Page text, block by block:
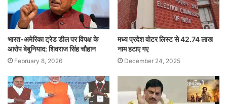
भारत-अमेरिका ट्रेड डील पर विपक्ष के
आरोप बेबुनियाद: शिवराज सिंह चौहान
February 8, 2026
मध्य प्रदेश वोटर लिस्ट से 42.74 लाख
नाम हटाए गए
December 24, 2025